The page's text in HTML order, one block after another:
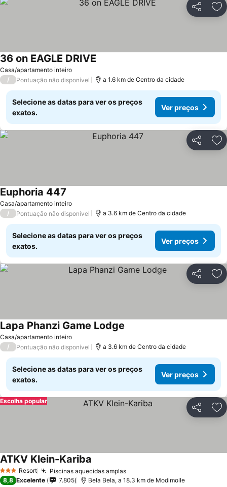
Partilhar
Casa/apartamento inteiro
36 on EAGLE DRIVE
/ Pontuação não disponível a 1.6 km de Centro da cidade
Selecione as datas para ver os preços
exatos.
Ver preços
Partilhar
Casa/apartamento inteiro
Euphoria 447
/ Pontuação não disponível a 3.6 km de Centro da cidade
Selecione as datas para ver os preços
exatos.
Ver preços
Partilhar
Casa/apartamento inteiro
Lapa Phanzi Game Lodge
/ Pontuação não disponível a 3.6 km de Centro da cidade
Selecione as datas para ver os preços
exatos.
Ver preços
Partilhar
Escolha popular
3 EstrelasResort Piscinas aquecidas amplasVer preços
ATKV Klein-Kariba
8,8 Excelente 7.805 Bela Bela, a 18.3 km de Modimolle